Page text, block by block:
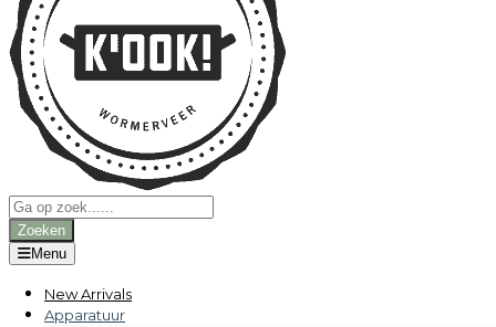
Producten
zoeken
Zoeken
Menu
New Arrivals
Apparatuur